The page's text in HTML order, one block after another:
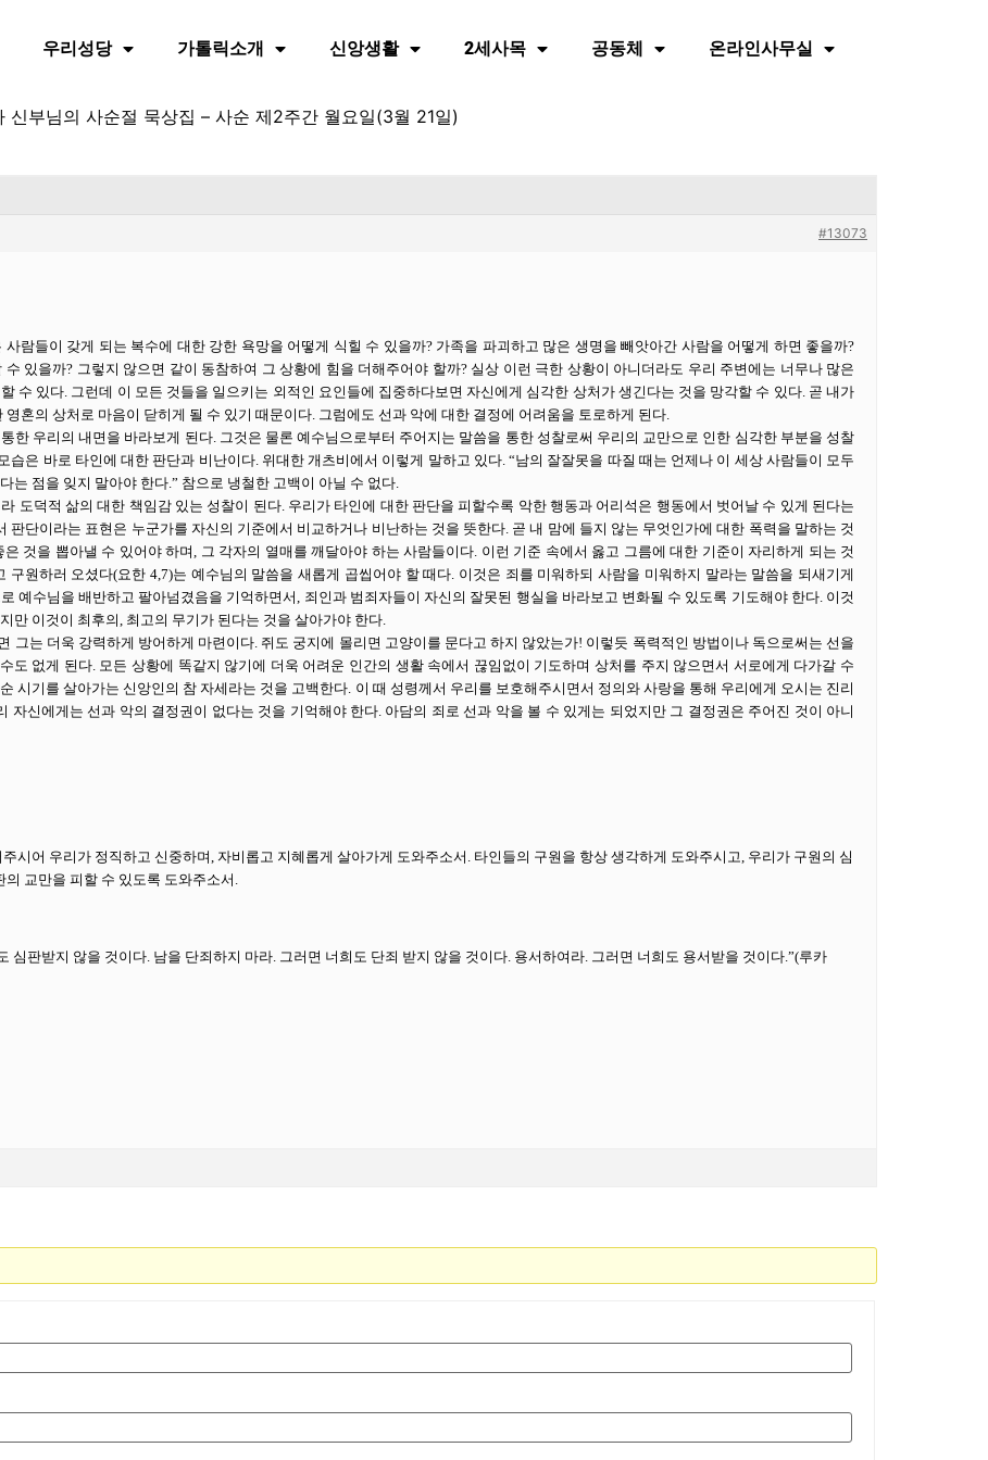
우리성당 가톨릭소개 신앙생활 2세사목 공동체 온라인사무실
신부님의 사순절 묵상집 – 사순 제2주간 월요일(3월 21일)
#13073
람들이 갖게 되는 복수에 대한 강한 욕망을 어떻게 식힐 수 있을까? 가족을 파괴하고 많은 생명을 빼앗아간 사람을 어떻게 하면 좋을까?
있을까? 그렇지 않으면 같이 동참하여 그 상황에 힘을 더해주어야 할까? 실상 이런 극한 상황이 아니더라도 우리 주변에는 너무나 많은
수 있다. 그런데 이 모든 것들을 일으키는 외적인 요인들에 집중하다보면 자신에게 심각한 상처가 생긴다는 것을 망각할 수 있다. 곧 내가
혼의 상처로 마음이 닫히게 될 수 있기 때문이다. 그럼에도 선과 악에 대한 결정에 어려움을 토로하게 된다.
한 우리의 내면을 바라보게 된다. 그것은 물론 예수님으로부터 주어지는 말씀을 통한 성찰로써 우리의 교만으로 인한 심각한 부분을 성찰
습은 바로 타인에 대한 판단과 비난이다. 위대한 개츠비에서 이렇게 말하고 있다. “남의 잘잘못을 따질 때는 언제나 이 세상 사람들이 모두
는 점을 잊지 말아야 한다.” 참으로 냉철한 고백이 아닐 수 없다.
도덕적 삶의 대한 책임감 있는 성찰이 된다. 우리가 타인에 대한 판단을 피할수록 악한 행동과 어리석은 행동에서 벗어날 수 있게 된다는
판단이라는 표현은 누군가를 자신의 기준에서 비교하거나 비난하는 것을 뜻한다. 곧 내 맘에 들지 않는 무엇인가에 대한 폭력을 말하는 것
것을 뽑아낼 수 있어야 하며, 그 각자의 열매를 깨달아야 하는 사람들이다. 이런 기준 속에서 옳고 그름에 대한 기준이 자리하게 되는 것
구원하러 오셨다(요한 4,7)는 예수님의 말씀을 새롭게 곱씹어야 할 때다. 이것은 죄를 미워하되 사람을 미워하지 말라는 말씀을 되새기게
예수님을 배반하고 팔아넘겼음을 기억하면서, 죄인과 범죄자들이 자신의 잘못된 행실을 바라보고 변화될 수 있도록 기도해야 한다. 이것
만 이것이 최후의, 최고의 무기가 된다는 것을 살아가야 한다.
그는 더욱 강력하게 방어하게 마련이다. 쥐도 궁지에 몰리면 고양이를 문다고 하지 않았는가! 이렇듯 폭력적인 방법이나 독으로써는 선을
도 없게 된다. 모든 상황에 똑같지 않기에 더욱 어려운 인간의 생활 속에서 끊임없이 기도하며 상처를 주지 않으면서 서로에게 다가갈 수
시기를 살아가는 신앙인의 참 자세라는 것을 고백한다. 이 때 성령께서 우리를 보호해주시면서 정의와 사랑을 통해 우리에게 오시는 진리
자신에게는 선과 악의 결정권이 없다는 것을 기억해야 한다. 아담의 죄로 선과 악을 볼 수 있게는 되었지만 그 결정권은 주어진 것이 아니
시어 우리가 정직하고 신중하며, 자비롭고 지혜롭게 살아가게 도와주소서. 타인들의 구원을 항상 생각하게 도와주시고, 우리가 구원의 심
교만을 피할 수 있도록 도와주소서.
심판받지 않을 것이다. 남을 단죄하지 마라. 그러면 너희도 단죄 받지 않을 것이다. 용서하여라. 그러면 너희도 용서받을 것이다.”(루카